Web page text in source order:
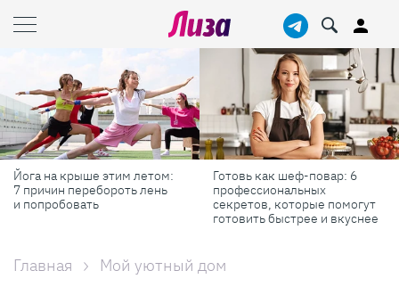
Готовь как шеф-повар: 6
профессиональных
секретов, которые помогут
Масштабные приключения:
самые красивые фестивали
России в августе
Главная Мой уютный дом